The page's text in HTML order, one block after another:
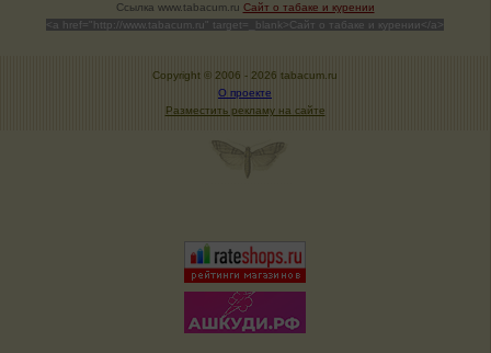
Cсылка www.tabacum.ru Сайт о табаке и курении
<a href="http://www.tabacum.ru" target=_blank>Сайт о табаке и курении</a>
Copyright © 2006 - 2026 tabacum.ru
О проекте
Разместить рекламу на сайте